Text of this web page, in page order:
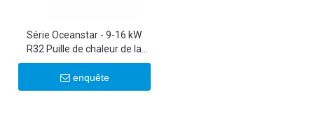
Série Oceanstar - 9-16 kW
R32 Puille de chaleur de la
piscine
enquête